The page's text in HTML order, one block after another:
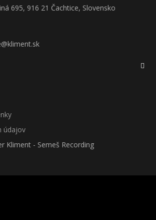
695, 916 21 Čachtice, Slovensko
údajov
Kliment - Semeš Recording